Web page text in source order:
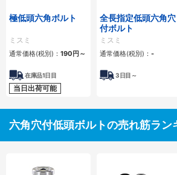
極低頭六角ボルト
ミスミ
通常価格(税別)： 190円～
在庫品1日目
当日出荷可能
全長指定低頭六角穴
付ボルト
ミスミ
通常価格(税別)： -
3日目～
六角穴付低頭ボルトの売れ筋ラン